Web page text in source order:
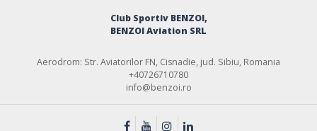
Club Sportiv BENZOI,
BENZOI Aviation SRL
Aerodrom: Str. Aviatorilor FN, Cisnadie, jud. Sibiu, Romania
+40726710780
info@benzoi.ro